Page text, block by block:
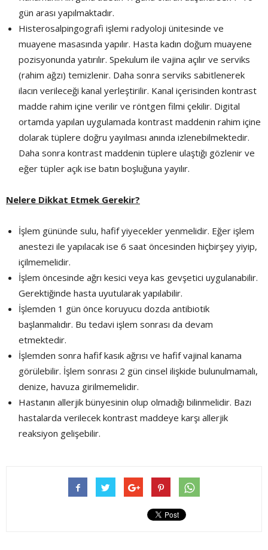
gün arası yapılmaktadır.
Histerosalpingografi işlemi radyoloji ünitesinde ve
muayene masasında yapılır. Hasta kadın doğum muayene
pozisyonunda yatırılır. Spekulum ile vajina açılır ve serviks
(rahim ağzı) temizlenir. Daha sonra serviks sabitlenerek
ilacın verileceği kanal yerleştirilir. Kanal içerisinden kontrast
madde rahim içine verilir ve röntgen filmi çekilir. Digital
ortamda yapılan uygulamada kontrast maddenin rahim içine
dolarak tüplere doğru yayılması anında izlenebilmektedir.
Daha sonra kontrast maddenin tüplere ulaştığı gözlenir ve
eğer tüpler açık ise batın boşluğuna yayılır.
Nelere Dikkat Etmek Gerekir?
İşlem gününde sulu, hafif yiyecekler yenmelidir. Eğer işlem
anestezi ile yapılacak ise 6 saat öncesinden hiçbirşey yiyip,
içilmemelidir.
İşlem öncesinde ağrı kesici veya kas gevşetici uygulanabilir.
Gerektiğinde hasta uyutularak yapılabilir.
İşlemden 1 gün önce koruyucu dozda antibiotik
başlanmalıdır. Bu tedavi işlem sonrası da devam
etmektedir.
İşlemden sonra hafif kasık ağrısı ve hafif vajinal kanama
görülebilir. İşlem sonrası 2 gün cinsel ilişkide bulunulmamalı,
denize, havuza girilmemelidir.
Hastanın allerjik bünyesinin olup olmadığı bilinmelidir. Bazı
hastalarda verilecek kontrast maddeye karşı allerjik
reaksiyon gelişebilir.